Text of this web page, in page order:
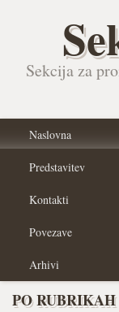
Sekcija za
Naslovna
Predstavitev
Kontakti
Povezave
Arhivi
PO RUBRIKAH